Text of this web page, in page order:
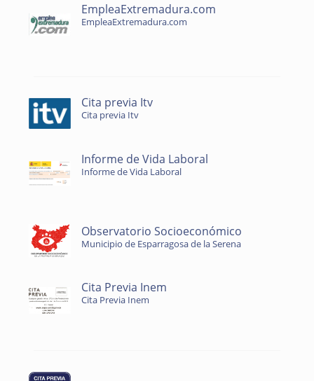
EmpleaExtremadura.com
EmpleaExtremadura.com
Cita previa Itv
Cita previa Itv
Informe de Vida Laboral
Informe de Vida Laboral
Observatorio Socioeconómico
Municipio de Esparragosa de la Serena
Cita Previa Inem
Cita Previa Inem